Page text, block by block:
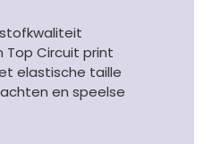
Top Circuit print
elastische taille
en speelse